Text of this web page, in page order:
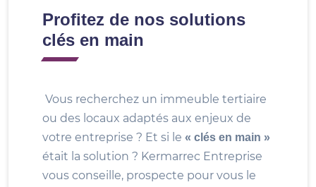
Profitez de nos solutions
clés en main
Vous recherchez un immeuble tertiaire
ou des locaux adaptés aux enjeux de
votre entreprise ? Et si le « clés en main »
était la solution ? Kermarrec Entreprise
vous conseille, prospecte pour vous le